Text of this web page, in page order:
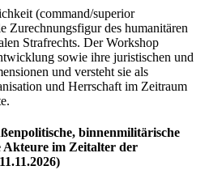
(command/superior
Zurechnungsfigur des humanitären
Strafrechts. Der Workshop
sowie ihre juristischen und
und versteht sie als
und Herrschaft im Zeitraum
binnenmilitärische
Akteure im Zeitalter der